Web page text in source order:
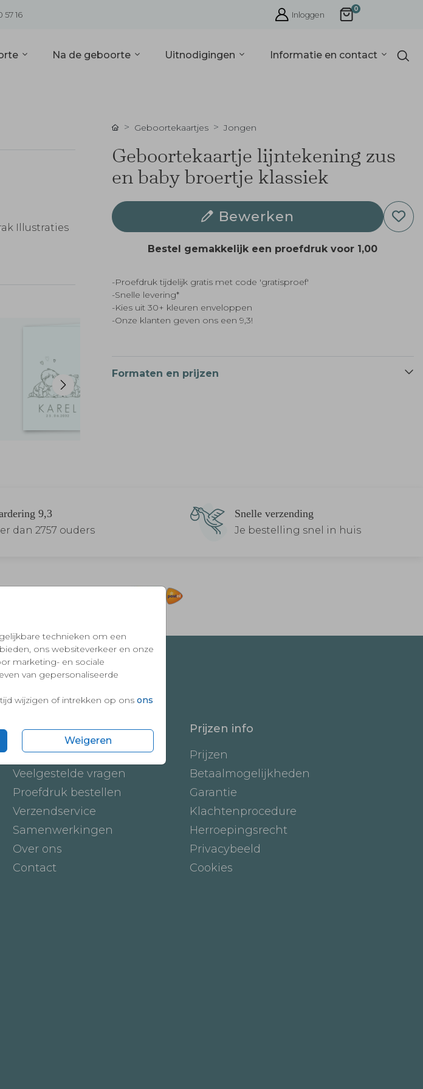
57 16 Inloggen
0
Na de geboorte Uitnodigingen Informatie en contact
technieken om een
ons websiteverkeer en onze
marketing- en sociale
van gepersonaliseerde
wijzigen of intrekken op ons ons
Weigeren
Illustraties
Geboortekaartjes Jongen
Geboortekaartje lijntekening zus
en baby broertje klassiek
Bewerken
Bestel gemakkelijk een proefdruk voor 1,00
-Proefdruk tijdelijk gratis met code 'gratisproef'
-Snelle levering*
-Kies uit 30+ kleuren enveloppen
-Onze klanten geven ons een 9,3!
Formaten en prijzen
9,3
dan 2757 ouders
Snelle verzending
Je bestelling snel in huis
Onze service
Hoe werkt het
Veelgestelde vragen
Proefdruk bestellen
Verzendservice
Samenwerkingen
Over ons
Contact
Prijzen info
Prijzen
Betaalmogelijkheden
Garantie
Klachtenprocedure
Herroepingsrecht
Privacybeeld
Cookies